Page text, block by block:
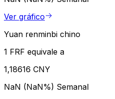
Ver gráfico
Yuan renminbi chino
1 FRF equivale a
1,18616 CNY
NaN (NaN%) Semanal